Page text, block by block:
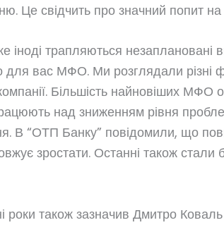
Це свідчить про значний попит
трапляються незаплановані
вас МФО. Ми розглядали різні
Більшість найновіших МФО
над зниженням рівня
В “ОТП Банку” повідомили, що
зростати. Останні також
роки також зазначив Дмитро